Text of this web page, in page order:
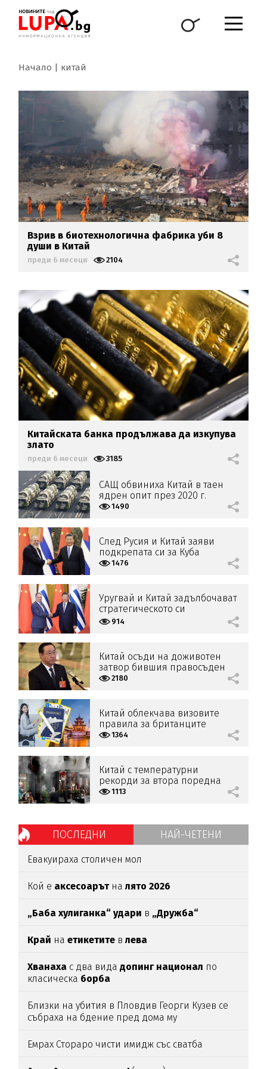
Начало китай
Взрив в биотехнологична фабрика уби 8
души в Китай
преди 6 месеци 2104
Китайската банка продължава да изкупува
злато
преди 6 месеци 3185
САЩ обвиниха Китай в таен
ядрен опит през 2020 г.
1490
След Русия и Китай заяви
подкрепата си за Куба
1476
Уругвай и Китай задълбочават
стратегическото си
партньорство
914
Китай осъди на доживотен
затвор бившия правосъден
министър
2180
Китай облекчава визовите
правила за британците
1364
Китай с температурни
рекорди за втора поредна
година
1113
ПОСЛЕДНИ НАЙ-ЧЕТЕНИ
Евакуираха столичен мол
Кой е аксесоарътналято 2026
„Баба хулиганка“ удари в „Дружба“
Край наетикетите влева
Хванаха с два видадопинг национал по
класическа борба
Близки на убития в Пловдив Георги Кузев се
събраха на бдение пред дома му
Емрах Стораро чисти имидж със сватба